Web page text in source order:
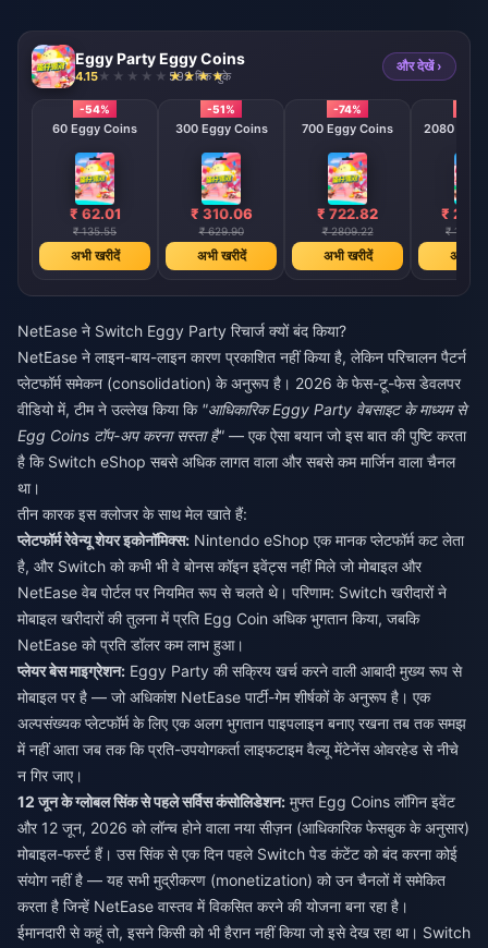
Eggy Party Eggy Coins
4.15 592 बिक चुके
और देखें ›
-54%
60 Eggy Coins
₹ 62.01
₹ 135.55
अभी खरीदें
-51%
300 Eggy Coins
₹ 310.06
₹ 629.90
अभी खरीदें
-74%
700 Eggy Coins
₹ 722.82
₹ 2809.22
अभी खरीदें
₹
₹
अभी
NetEase ने Switch Eggy Party रिचार्ज क्यों बंद किया?
NetEase ने लाइन-बाय-लाइन कारण प्रकाशित नहीं किया है, लेकिन परिचालन पैटर्न
प्लेटफॉर्म समेकन (consolidation) के अनुरूप है। 2026 के फेस-टू-फेस डेवलपर
वीडियो में, टीम ने उल्लेख किया कि "आधिकारिक Eggy Party वेबसाइट के माध्यम से
Egg Coins टॉप-अप करना सस्ता है" — एक ऐसा बयान जो इस बात की पुष्टि करता
है कि Switch eShop सबसे अधिक लागत वाला और सबसे कम मार्जिन वाला चैनल
था।
तीन कारक इस क्लोजर के साथ मेल खाते हैं:
प्लेटफॉर्म रेवेन्यू शेयर इकोनॉमिक्स: Nintendo eShop एक मानक प्लेटफॉर्म कट लेता
है, और Switch को कभी भी वे बोनस कॉइन इवेंट्स नहीं मिले जो मोबाइल और
NetEase वेब पोर्टल पर नियमित रूप से चलते थे। परिणाम: Switch खरीदारों ने
मोबाइल खरीदारों की तुलना में प्रति Egg Coin अधिक भुगतान किया, जबकि
NetEase को प्रति डॉलर कम लाभ हुआ।
प्लेयर बेस माइग्रेशन: Eggy Party की सक्रिय खर्च करने वाली आबादी मुख्य रूप से
मोबाइल पर है — जो अधिकांश NetEase पार्टी-गेम शीर्षकों के अनुरूप है। एक
अल्पसंख्यक प्लेटफॉर्म के लिए एक अलग भुगतान पाइपलाइन बनाए रखना तब तक समझ
में नहीं आता जब तक कि प्रति-उपयोगकर्ता लाइफटाइम वैल्यू मेंटेनेंस ओवरहेड से नीचे
न गिर जाए।
12 जून के ग्लोबल सिंक से पहले सर्विस कंसोलिडेशन: मुफ्त Egg Coins लॉगिन इवेंट
और 12 जून, 2026 को लॉन्च होने वाला नया सीज़न (आधिकारिक फेसबुक के अनुसार)
मोबाइल-फर्स्ट हैं। उस सिंक से एक दिन पहले Switch पेड कंटेंट को बंद करना कोई
संयोग नहीं है — यह सभी मुद्रीकरण (monetization) को उन चैनलों में समेकित
करता है जिन्हें NetEase वास्तव में विकसित करने की योजना बना रहा है।
ईमानदारी से कहूं तो, इसने किसी को भी हैरान नहीं किया जो इसे देख रहा था। Switch